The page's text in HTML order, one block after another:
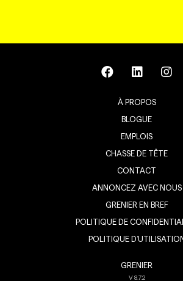
À PROPOS
BLOGUE
EMPLOIS
CHASSE DE TÊTE
CONTACT
ANNONCEZ AVEC NOUS
GRENIER EN BREF
POLITIQUE DE
POLITIQUE
GRENIER
V8.7.2